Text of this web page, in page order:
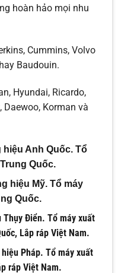
hoàn hảo mọi nhu
Cummins, Volvo
Baudouin.
Hyundai, Ricardo,
Daewoo, Korman và
hiệu Anh Quốc. Tổ
Quốc.
hiệu Mỹ. Tổ máy
Quốc.
Thụy Điển. Tổ máy xuất
Lắp ráp Việt Nam.
hiệu Pháp. Tổ máy xuất
ráp Việt Nam.